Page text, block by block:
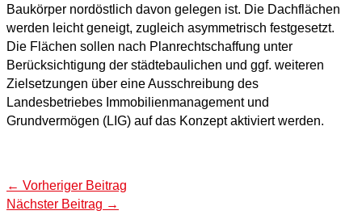
Baukörper nordöstlich davon gelegen ist. Die Dachflächen
werden leicht geneigt, zugleich asymmetrisch festgesetzt.
Die Flächen sollen nach Planrechtschaffung unter
Berücksichtigung der städtebaulichen und ggf. weiteren
Zielsetzungen über eine Ausschreibung des
Landesbetriebes Immobilienmanagement und
Grundvermögen (LIG) auf das Konzept aktiviert werden.
← Vorheriger Beitrag
Nächster Beitrag →